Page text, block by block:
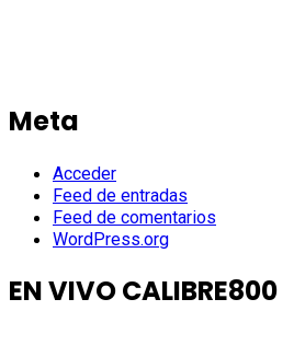
Meta
Acceder
Feed de entradas
Feed de comentarios
WordPress.org
EN VIVO CALIBRE800